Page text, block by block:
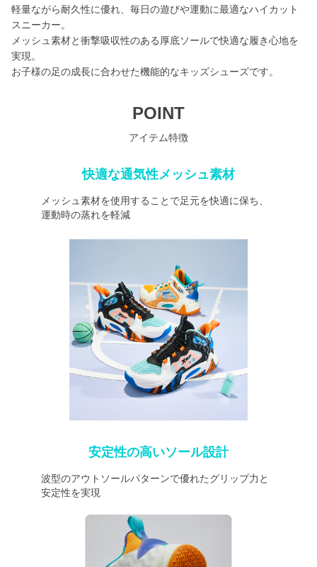
軽量ながら耐久性に優れ、毎日の遊びや運動に最適なハイカット
スニーカー。
メッシュ素材と衝撃吸収性のある厚底ソールで快適な履き心地を
実現。
お子様の足の成長に合わせた機能的なキッズシューズです。
POINT
アイテム特徴
快適な通気性メッシュ素材
メッシュ素材を使用することで足元を快適に保ち、
運動時の蒸れを軽減
安定性の高いソール設計
波型のアウトソールパターンで優れたグリップ力と
安定性を実現